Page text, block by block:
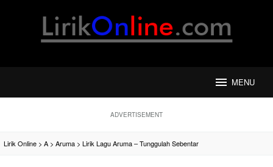
MENU
ADVERTISEMENT
Lirik Online > A > Aruma > Lirik Lagu Aruma – Tunggulah Sebentar